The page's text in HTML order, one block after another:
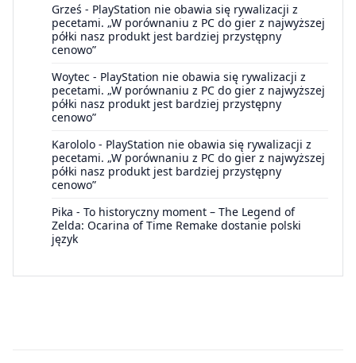
Grześ - PlayStation nie obawia się rywalizacji z
pecetami. „W porównaniu z PC do gier z najwyższej
półki nasz produkt jest bardziej przystępny
cenowo”
Woytec - PlayStation nie obawia się rywalizacji z
pecetami. „W porównaniu z PC do gier z najwyższej
półki nasz produkt jest bardziej przystępny
cenowo”
Karololo - PlayStation nie obawia się rywalizacji z
pecetami. „W porównaniu z PC do gier z najwyższej
półki nasz produkt jest bardziej przystępny
cenowo”
Pika - To historyczny moment – The Legend of
Zelda: Ocarina of Time Remake dostanie polski
język